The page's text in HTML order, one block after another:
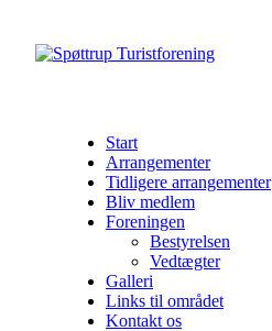
Skip
Start
Arrangementer
Tidligere arrangementer
Bliv medlem
Foreningen
Bestyrelsen
Vedtægter
Galleri
Links til området
Kontakt os